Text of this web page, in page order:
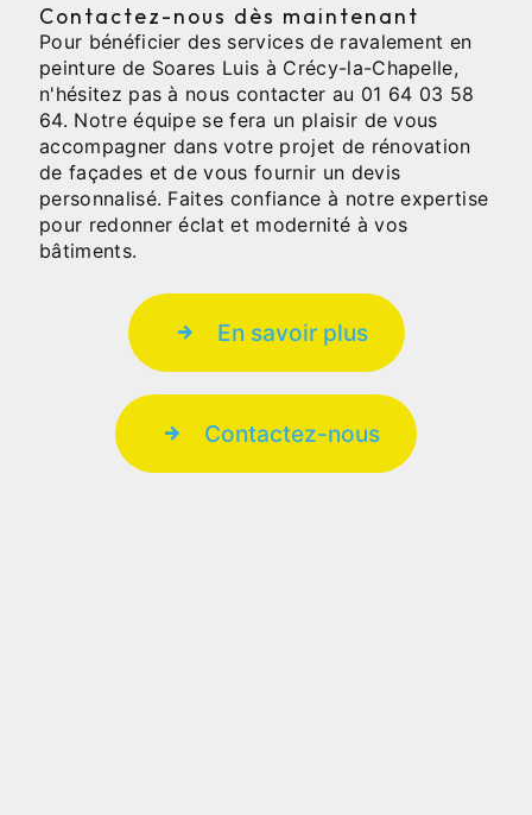
Contactez-nous dès maintenant
Pour bénéficier des services de ravalement en
peinture de Soares Luis à Crécy-la-Chapelle,
n'hésitez pas à nous contacter au 01 64 03 58
64. Notre équipe se fera un plaisir de vous
accompagner dans votre projet de rénovation
de façades et de vous fournir un devis
personnalisé. Faites confiance à notre expertise
pour redonner éclat et modernité à vos
bâtiments.
En savoir plus
Contactez-nous